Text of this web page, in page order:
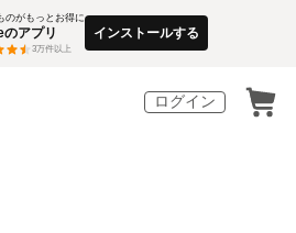
のがもっとお得に
アプリ
3万件以上
インストールする
ログイン